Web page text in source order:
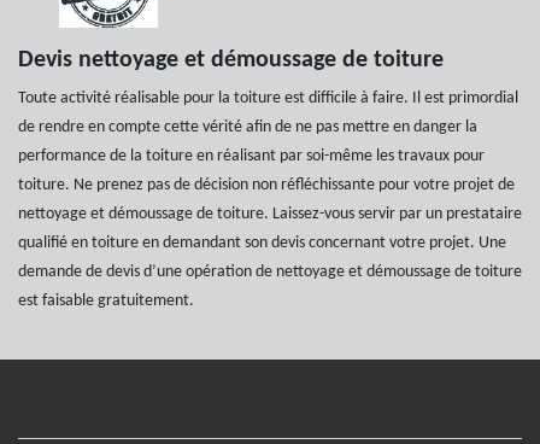
Devis nettoyage et démoussage de toiture
Toute activité réalisable pour la toiture est difficile à faire. Il est primordial
de rendre en compte cette vérité afin de ne pas mettre en danger la
performance de la toiture en réalisant par soi-même les travaux pour
toiture. Ne prenez pas de décision non réfléchissante pour votre projet de
nettoyage et démoussage de toiture. Laissez-vous servir par un prestataire
qualifié en toiture en demandant son devis concernant votre projet. Une
demande de devis d’une opération de nettoyage et démoussage de toiture
est faisable gratuitement.